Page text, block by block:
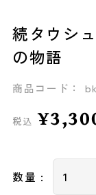
続タウシ
の物語
商品コード：
税込
数量 :